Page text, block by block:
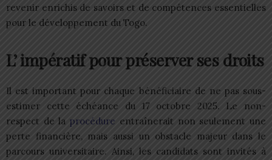
revenir enrichis de savoirs et de compétences essentielles
pour le développement du Togo.
L’ impératif pour préserver ses droits
Il est important pour chaque bénéficiaire de ne pas sous-
estimer cette échéance du 17 octobre 2025. Le non-
respect de laprocédure entraînerait non seulement une
perte financière, mais aussi un obstacle majeur dans le
parcours universitaire. Ainsi, les candidats sont invités à